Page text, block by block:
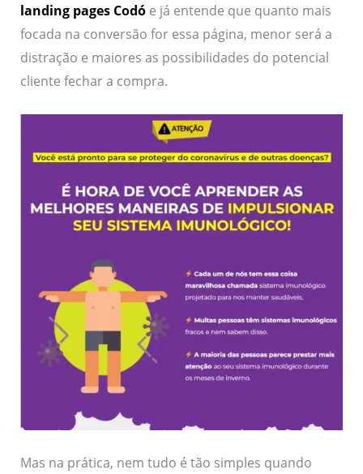
landing pages Codóe já entende que quanto mais
focada na conversão for essa página, menor será a
distração e maiores as possibilidades do potencial
cliente fechar a compra.
Mas na prática, nem tudo é tão simples quando